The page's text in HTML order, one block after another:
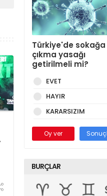
Türkiye'de sokağa
çıkma yasağı
getirilmeli mi?
EVET
HAYIR
KARARSIZIM
Oy ver
BURÇLAR